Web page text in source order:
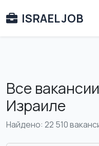
ISRAEL JOB
Все
Израиле
Найдено: 22 510